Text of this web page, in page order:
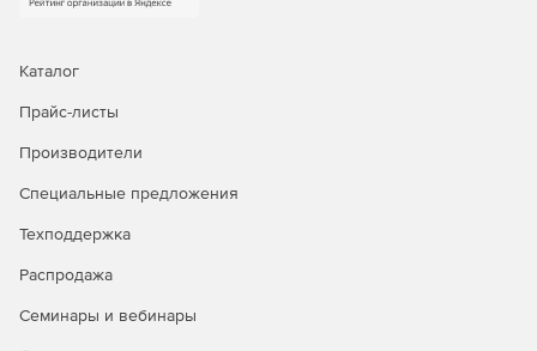
Каталог
Прайс-листы
Производители
Специальные предложения
Техподдержка
Распродажа
Семинары и вебинары